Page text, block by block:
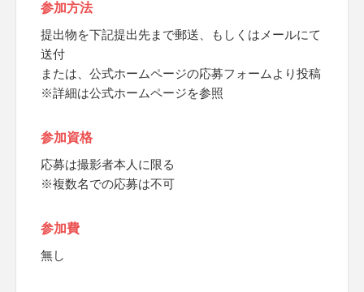
参加方法
提出物を下記提出先まで郵送、もしくはメールにて
送付
または、公式ホームページの応募フォームより投稿
※詳細は公式ホームページを参照
参加資格
応募は撮影者本人に限る
※複数名での応募は不可
参加費
無し